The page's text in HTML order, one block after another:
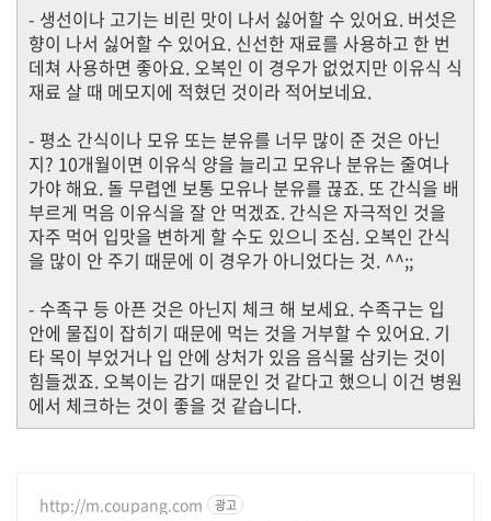
- 생선이나 고기는 비린 맛이 나서 싫어할 수 있어요. 버섯은
향이 나서 싫어할 수 있어요. 신선한 재료를 사용하고 한 번
데쳐 사용하면 좋아요. 오복인 이 경우가 없었지만 이유식 식
재료 살 때 메모지에 적혔던 것이라 적어보네요.
- 평소 간식이나 모유 또는 분유를 너무 많이 준 것은 아닌
지? 10개월이면 이유식 양을 늘리고 모유나 분유는 줄여나
가야 해요. 돌 무렵엔 보통 모유나 분유를 끊죠. 또 간식을 배
부르게 먹음 이유식을 잘 안 먹겠죠. 간식은 자극적인 것을
자주 먹어 입맛을 변하게 할 수도 있으니 조심. 오복인 간식
을 많이 안 주기 때문에 이 경우가 아니었다는 것. ^^;;
- 수족구 등 아픈 것은 아닌지 체크 해 보세요. 수족구는 입
안에 물집이 잡히기 때문에 먹는 것을 거부할 수 있어요. 기
타 목이 부었거나 입 안에 상처가 있음 음식물 삼키는 것이
힘들겠죠. 오복이는 감기 때문인 것 같다고 했으니 이건 병원
에서 체크하는 것이 좋을 것 같습니다.
http://m.coupang.com 광고